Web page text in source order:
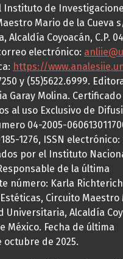
Instituto de
Mario de la Cueva
Alcaldía Coyoacán, C.P.
electrónico:
https://
y (55)5622.6999.
Garay Molina. Certificado
al uso Exclusivo de
04-2005-
1276, ISSN electrónico:
por el Instituto
de la última
número: Karla
Circuito Maestro
Universitaria, Alcaldía
México. Fecha de última
octubre de 2025.